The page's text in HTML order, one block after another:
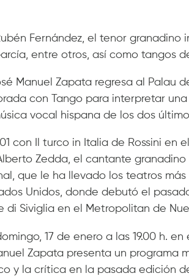
Fernández, el tenor granadino
entre otros, así como tangos
Manuel Zapata regresa al Palau
con Tango para interpretar
vocal hispana de los dos
con Il turco in Italia de Rossini en
Zedda, el cantante
que le ha llevado los teatros más
Unidos, donde debutó el
di Siviglia en el Metropolitan de
17 de enero a las 19.00 h.
Zapata presenta un programa
y la crítica en la pasada edición